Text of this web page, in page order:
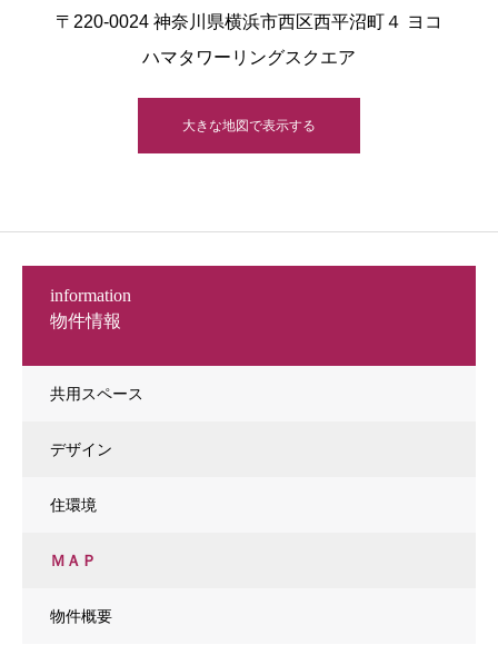
〒220-0024 神奈川県横浜市西区西平沼町４ ヨコ
ハマタワーリングスクエア
大きな地図で表示する
物件情報
information
共用スペース
デザイン
住環境
ＭＡＰ
物件概要